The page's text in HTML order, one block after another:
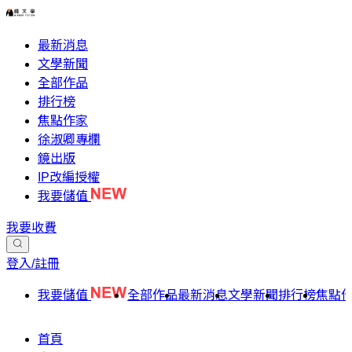
最新消息
文學新聞
全部作品
排行榜
焦點作家
徐淑卿專欄
鏡出版
IP改編授權
我要儲值
我要收費
登入/註冊
我要儲值 全部作品最新消息文學新聞排行榜焦點
首頁